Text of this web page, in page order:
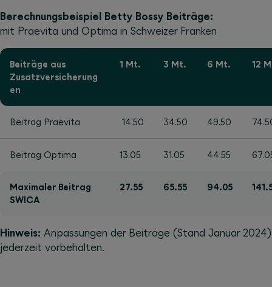
Berechnungsbeispiel Betty Bossy Beiträge:
mit Praevita und Optima in Schweizer Franken
Beiträge aus
Zusatzversicherung
en
1 Mt. 3 Mt. 6 Mt. 12
Beitrag Praevita 14.50 34.50 49.50
Beitrag Optima 13.05 31.05 44.55
Maximaler Beitrag
SWICA
27.55 65.55 94.05
Hinweis: Anpassungen der Beiträge (Stand Januar 2024)
jederzeit vorbehalten.